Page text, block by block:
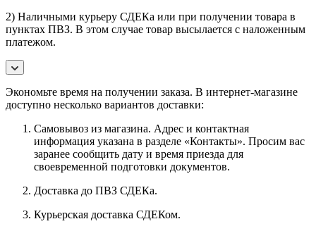
2) Наличными курьеру СДЕКа или при получении товара в
пунктах ПВЗ. В этом случае товар высылается с наложенным
платежом.
Экономьте время на получении заказа. В интернет-магазине
доступно несколько вариантов доставки:
Самовывоз из магазина. Адрес и контактная
информация указана в разделе «Контакты». Просим вас
заранее сообщить дату и время приезда для
своевременной подготовки документов.
Доставка до ПВЗ СДЕКа.
Курьерская доставка СДЕКом.